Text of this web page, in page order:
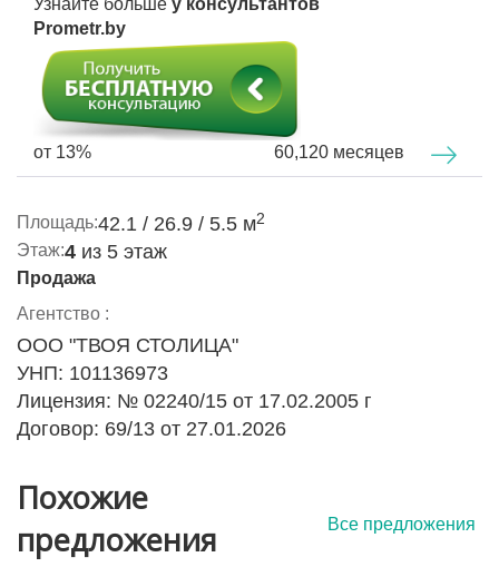
- Свободные парковочные места и удобный выезд на
МКАД.
- Отличный вариант как для комфортного проживания
семьи, так и для выгодной инвестиции!
Не упустите шанс стать владельцем квартиры в одном
дарит этот дом!
Чистая продажа! Ключи в день сделки!
Звоните прямо сейчас и записывайтесь на просмотр!
Узнайте больше у консультантов
Prometr.by
от 13% 60,120 месяцев
Площадь:42.1 / 26.9 / 5.5 м2
Этаж:4 из 5 этаж
Продажа
Агентство :
ООО "ТВОЯ СТОЛИЦА"
УНП: 101136973
Лицензия: № 02240/15 от 17.02.2005 г
Договор: 69/13 от 27.01.2026
Похожие
предложения
Все предложения